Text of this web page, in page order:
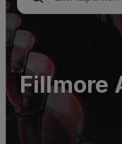
Fillmore